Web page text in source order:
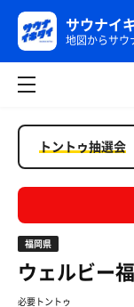
サウナイ
地図からサウ
トントゥ抽選会
福岡県
ウェルビー
必要トントゥ